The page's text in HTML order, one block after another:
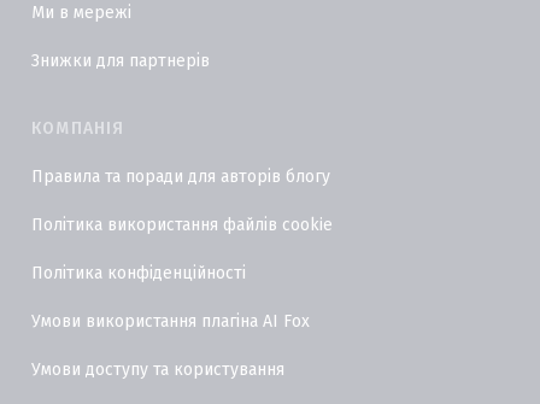
Ми в мережі
Знижки для партнерів
КОМПАНІЯ
Правила та поради для авторів блогу
Політика використання файлів cookie
Політика конфіденційності
Умови використання плагіна AI Fox
Умови доступу та користування